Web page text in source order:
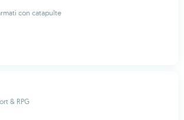
con catapulte
& RPG